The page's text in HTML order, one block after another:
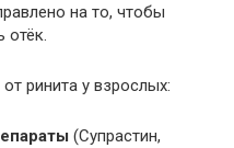
на то, чтобы
отёк.
ринита у взрослых:
(Супрастин,